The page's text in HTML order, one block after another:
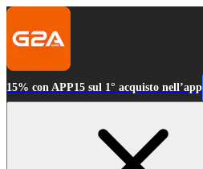
15% con APP15 sul 1° acquisto nell’app